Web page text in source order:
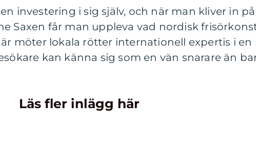
investering i sig själv, och när man kliver in på
Saxen får man uppleva vad nordisk
möter lokala rötter internationell expertis i en
kan känna sig som en vän snarare än
Läs fler inlägg här